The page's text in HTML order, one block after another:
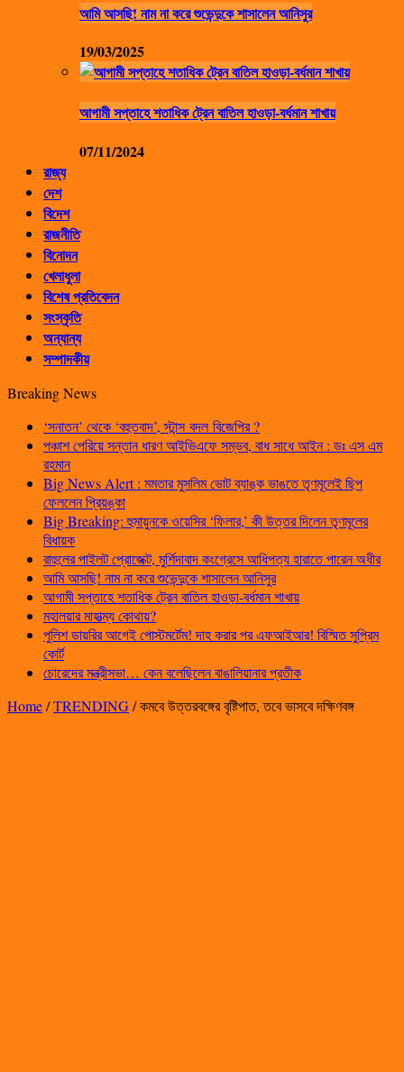
আমি আসছি! নাম না করে শুভেন্দুকে শাসালেন আনিসুর
19/03/2025
আগামী সপ্তাহে শতাধিক ট্রেন বাতিল হাওড়া-বর্ধমান শাখায়
07/11/2024
রাজ্য
দেশ
বিদেশ
রাজনীতি
বিনোদন
খেলাধুলা
বিশেষ প্রতিবেদন
সংস্কৃতি
অন্যান্য
সম্পাদকীয়
Breaking News
‘সনাতন’ থেকে ‘বহুতবাদ’, স্টান্স বদল বিজেপির ?
পঞ্চাশ পেরিয়ে সন্তান ধারণ আইভিএফে সম্ভব, বাধ সাধে আইন : ডঃ এস এম
রহমান
Big News Alert : মমতার মুসলিম ভোট ব্যাঙ্ক ভাঙতে তৃণমূলেই ছিপ
ফেললেন প্রিয়ঙ্কা
Big Breaking: হুমায়ুনকে ওয়েসির ‘ফিলার,’ কী উত্তর দিলেন তৃণমূলের
বিধায়ক
রাহুলের পাইলট প্রোজেক্ট, মুর্শিদাবাদ কংগ্রেসে আধিপত্য হারাতে পারেন অধীর
আমি আসছি! নাম না করে শুভেন্দুকে শাসালেন আনিসুর
আগামী সপ্তাহে শতাধিক ট্রেন বাতিল হাওড়া-বর্ধমান শাখায়
মহালয়ার মাহাত্ম্য কোথায়?
পুলিশ ডায়রির আগেই পোস্টমর্টেম! দাহ করার পর এফআইআর! বিস্মিত সুপ্রিম
কোর্ট
চোরেদের মন্ত্রীসভা… কেন বলেছিলেন বাঙালিয়ানার প্রতীক
Home/TRENDING/কমবে উত্তরবঙ্গের বৃষ্টিপাত, তবে ভাসবে দক্ষিণবঙ্গ